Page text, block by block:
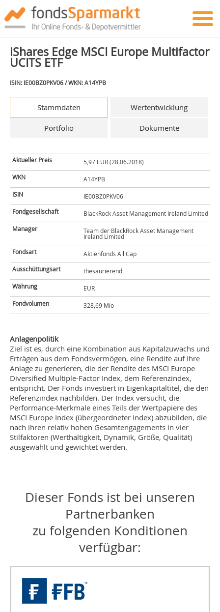
iShares Edge MSCI Europe Multifactor
UCITS ETF
ISIN: IE00BZ0PKV06 / WKN: A14YPB
Stammdaten Wertentwicklung
Portfolio Dokumente
Aktueller Preis
5,97 EUR (28.06.2018)
WKN
A14YPB
ISIN
IE00BZ0PKV06
Fondgesellschaft
BlackRock Asset Management Ireland Limited
Manager
Team der BlackRock Asset Management
Ireland Limited
Fondsart
Aktienfonds All Cap
Ausschüttungsart
thesaurierend
Währung
EUR
Fondvolumen
328,69 Mio
Anlagenpolitik
Ziel ist es, durch eine Kombination aus Kapitalzuwachs und
Erträgen aus dem Fondsvermögen, eine Rendite auf Ihre
Anlage zu generieren, die der Rendite des MSCI Europe
Diversified Multiple-Factor Index, dem Referenzindex,
entspricht. Der Fonds investiert in Eigenkapitaltitel, die den
Referenzindex nachbilden. Der Index versucht, die
Performance-Merkmale eines Teils der Wertpapiere des
MSCI Europe Index (übergeordneter Index) abzubilden, die
nach ihren relativ hohen Gesamtengagements in vier
Stilfaktoren (Werthaltigkeit, Dynamik, Größe, Qualität)
ausgewählt und gewichtet werden.
Dieser Fonds ist bei unseren
Partnerbanken
zu folgenden Konditionen
verfügbar: